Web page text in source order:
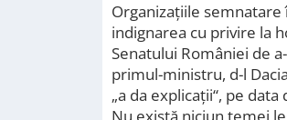
Organizațiile semnatare
indignarea cu privire la
Senatului României de
primul-ministru, d-l
„a da explicaţii“, pe